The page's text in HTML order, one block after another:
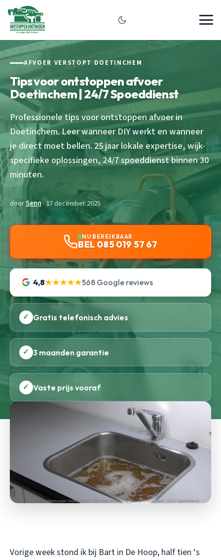
AFVOER VERSTOPT DOETINCHEM
Tips voor ontstoppen afvoer
Doetinchem | 24/7 Spoeddienst
Professionele tips voor ontstoppen afvoer in
Doetinchem. Leer wanneer DIY werkt en wanneer
je direct moet bellen. 25 jaar lokale expertise, wijk-
specifieke oplossingen, 24/7 spoeddienst binnen 30
minuten.
doorSenn· 17 december 2025
NU BEREIKBAAR
BEL 085 019 57 67
4,8★★★★★568 Google reviews
✓ Gratis telefonisch advies
✓ 3 maanden garantie
✓ Vaste prijs vooraf
Vorige week stond ik bij Bart in De Hoop, half tien ‘s